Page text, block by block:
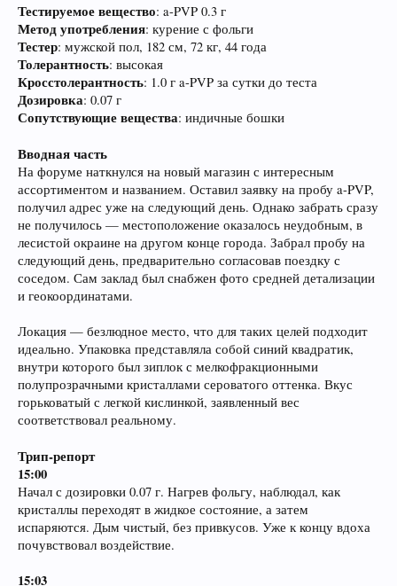
Тестируемое вещество: a-PVP 0.3 г
Метод употребления: курение с фольги
Тестер: мужской пол, 182 см, 72 кг, 44 года
Толерантность: высокая
Кросстолерантность: 1.0 г a-PVP за сутки до теста
Дозировка: 0.07 г
Сопутствующие вещества: индичные бошки
Вводная часть
На форуме наткнулся на новый магазин с интересным
ассортиментом и названием. Оставил заявку на пробу a-PVP,
получил адрес уже на следующий день. Однако забрать сразу
не получилось — местоположение оказалось неудобным, в
лесистой окраине на другом конце города. Забрал пробу на
следующий день, предварительно согласовав поездку с
соседом. Сам заклад был снабжен фото средней детализации
и геокоординатами.
Локация — безлюдное место, что для таких целей подходит
идеально. Упаковка представляла собой синий квадратик,
внутри которого был зиплок с мелкофракционными
полупрозрачными кристаллами сероватого оттенка. Вкус
горьковатый с легкой кислинкой, заявленный вес
соответствовал реальному.
Трип-репорт
15:00
Начал с дозировки 0.07 г. Нагрев фольгу, наблюдал, как
кристаллы переходят в жидкое состояние, а затем
испаряются. Дым чистый, без привкусов. Уже к концу вдоха
почувствовал воздействие.
15:03